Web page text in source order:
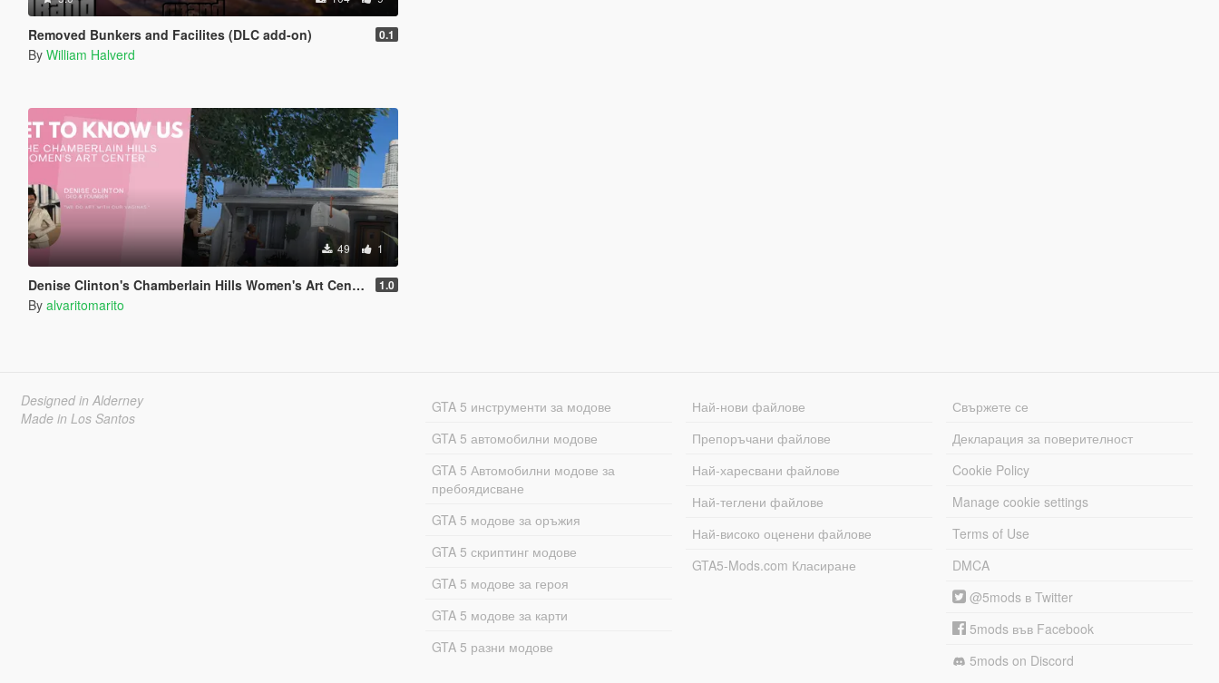
Removed Bunkers and Facilites (DLC add-on) 0.1
By William Halverd
49 1
Denise Clinton's Chamberlain Hills Women's Art Center 1.0
By alvaritomarito
Designed in Alderney
Made in Los Santos
GTA 5 инструменти за модове
GTA 5 автомобилни модове
GTA 5 Автомобилни модове за
пребоядисване
GTA 5 модове за оръжия
GTA 5 скриптинг модове
GTA 5 модове за героя
GTA 5 модове за карти
GTA 5 разни модове
Най-нови файлове
Препоръчани файлове
Най-харесвани файлове
Най-теглени файлове
Най-високо оценени файлове
GTA5-Mods.com Класиране
Свържете се
Декларация за поверителност
Cookie Policy
Manage cookie settings
Terms of Use
DMCA
@5mods в Twitter
5mods във Facebook
5mods on Discord